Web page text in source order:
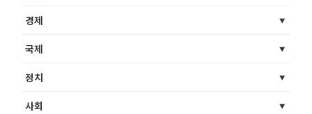
경제
국제
정치
사회